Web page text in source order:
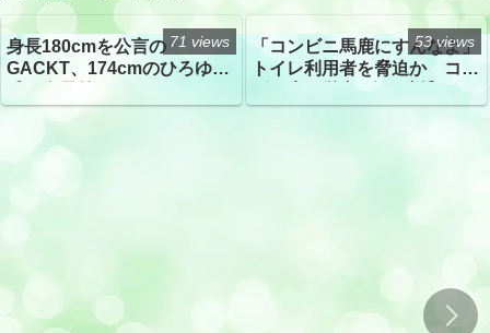
身長180cmを公言の
GACKT、174cmのひろゆき
トざわつき イベントでの写
71 views
「コンビニ馬鹿にすんなよ」
トイレ利用者を脅迫か コン
53 views